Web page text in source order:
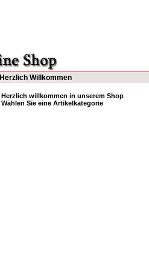
Herzlich Willkommen
Herzlich willkommen in unserem Shop
Wählen Sie eine Artikelkategorie